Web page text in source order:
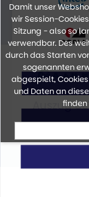
Auszug
Damit unser
wir Session-
Sitzung - also so
verwendbar. Des
durch das Starten
sogenannten
abgespielt,
und Daten an
finden